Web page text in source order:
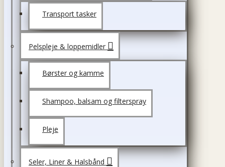
Transport tasker
Pelspleje & loppemidler
Børster og kamme
Shampoo, balsam og filterspray
Pleje
Seler, Liner & Halsbånd